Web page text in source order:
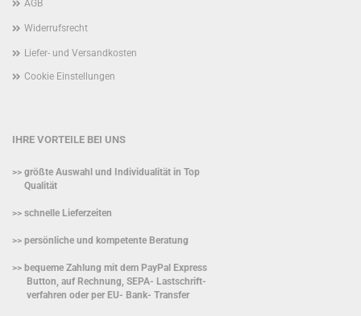
AGB
Widerrufsrecht
Liefer- und Versandkosten
Cookie Einstellungen
IHRE VORTEILE BEI UNS
>> größte Auswahl und Individualität in Top
Qualität
>> schnelle Lieferzeiten
>> persönliche und kompetente Beratung
>> bequeme Zahlung mit dem PayPal Express
Button, auf Rechnung, SEPA- Lastschrift-
verfahren oder per EU- Bank- Transfer